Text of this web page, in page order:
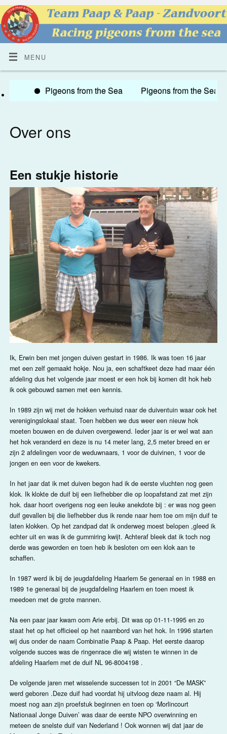
MENU
Pigeons from the Sea Pigeons from the Sea
Over ons
Een stukje historie
Ik, Erwin ben met jongen duiven gestart in 1986. Ik was toen 16 jaar
met een zelf gemaakt hokje. Nou ja, een schaftkeet deze had maar één
afdeling dus het volgende jaar moest er een hok bij komen dit hok heb
ik ook gebouwd samen met een kennis.
In 1989 zijn wij met de hokken verhuisd naar de duiventuin waar ook het
verenigingslokaal staat. Toen hebben we dus weer een nieuw hok
moeten bouwen en de duiven overgewend. Ieder jaar is er wel wat aan
het hok veranderd en deze is nu 14 meter lang, 2,5 meter breed en er
zijn 2 afdelingen voor de weduwnaars, 1 voor de duivinen, 1 voor de
jongen en een voor de kwekers.
In het jaar dat ik met duiven begon had ik de eerste vluchten nog geen
klok. Ik klokte de duif bij een liefhebber die op loopafstand zat met zijn
hok. daar hoort overigens nog een leuke anekdote bij : er was nog geen
duif gevallen bij die liefhebber dus ik rende naar hem toe om mijn duif te
laten klokken. Op het zandpad dat ik onderweg moest belopen ,gleed ik
echter uit en was ik de gummiring kwijt. Achteraf bleek dat ik toch nog
derde was geworden en toen heb ik besloten om een klok aan te
schaffen.
In 1987 werd ik bij de jeugdafdeling Haarlem 5e generaal en in 1988 en
1989 1e generaal bij de jeugdafdeling Haarlem en toen moest ik
meedoen met de grote mannen.
Na een paar jaar kwam oom Arie erbij. Dit was op 01-11-1995 en zo
staat het op het officieel op het naambord van het hok. In 1996 starten
wij dus onder de naam Combinatie Paap & Paap. Het eerste daarop
volgende succes was de ringenrace die wij wisten te winnen in de
afdeling Haarlem met de duif NL 96-8004198 .
De volgende jaren met wisselende successen tot in 2001 “De MASK”
werd geboren .Deze duif had voordat hij uitvloog deze naam al. Hij
moest nog aan zijn proefstuk beginnen en toen op ‘Morlincourt
Nationaal Jonge Duiven’ was daar de eerste NPO overwinning en
meteen de snelste duif van Nederland ! Ook wonnen wij dat jaar de